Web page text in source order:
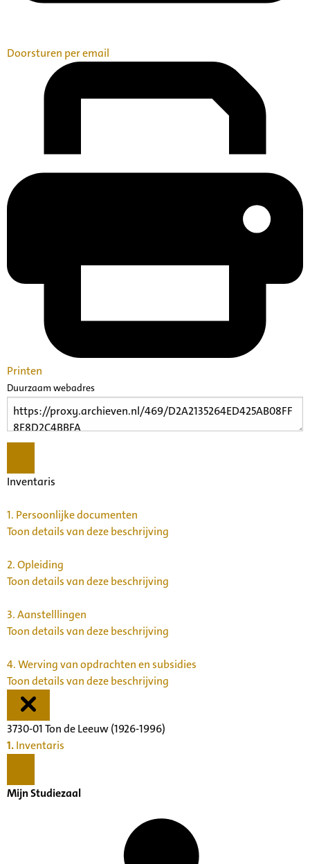
Doorsturen per email
Printen
Duurzaam webadres
Inventaris
1. Persoonlijke documenten
Toon details van deze beschrijving
2.Opleiding
Toon details van deze beschrijving
3.Aanstelllingen
Toon details van deze beschrijving
4.Werving van opdrachten en subsidies
Toon details van deze beschrijving
3730-01 Ton de Leeuw (1926-1996)
1.Inventaris
Mijn Studiezaal